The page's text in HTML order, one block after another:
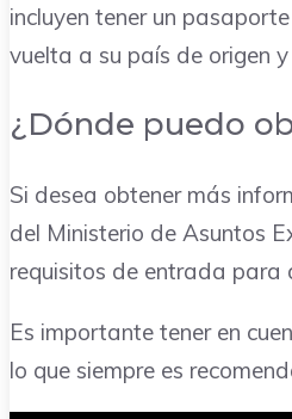
incluyen tener un
vuelta a su país de origen
¿Dónde puedo
Si desea obtener más
del Ministerio de Asuntos
requisitos de entrada para
Es importante tener en
lo que siempre es